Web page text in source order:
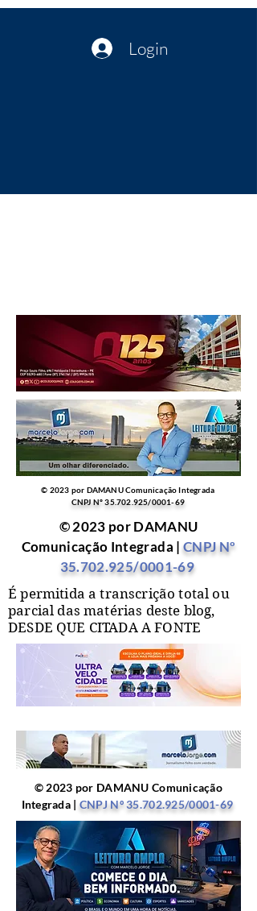
Login
© 2023 por DAMANU Comunicação Integrada
CNPJ Nº35.702.925/0001-69
© 2023 por DAMANU
Comunicação Integrada | CNPJ Nº
35.702.925/0001-69
É permitida a transcrição total ou
parcial das matérias deste blog,
DESDE QUE CITADA A FONTE
© 2023 por DAMANU Comunicação
Integrada | CNPJ Nº35.702.925/0001-69